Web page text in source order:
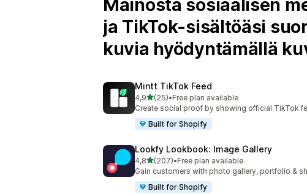
Mainosta sosiaalisen
ja TikTok-sisältöäsi
kuvia hyödyntämällä
Mintt TikTok Feed
4,9/ 5 tähteä
(25)
25 arvostelua yhteensä
•Free plan available
Create social proof by showing official TikTok
Built for Shopify
Lookfy Lookbook: Image Gallery
4,8/ 5 tähteä
(207)
207 arvostelua yhteensä
•Free plan available
Gain customers with photo gallery, portfolio &
Built for Shopify